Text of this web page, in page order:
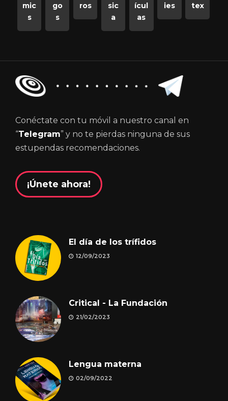
mic
s
go
s
ros
sic
a
ícul
as
ies
tex
Conéctate con tu móvil a nuestro canal en
“Telegram” y no te pierdas ninguna de sus
estupendas recomendaciones.
¡Únete ahora!
El día de los trífidos
12/09/2023
Critical - La Fundación
21/02/2023
Lengua materna
02/09/2022